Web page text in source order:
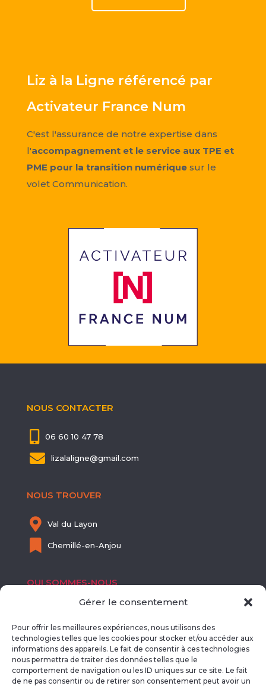
Gérer le consentement
Pour offrir les meilleures expériences, nous utilisons des
technologies telles que les cookies pour stocker et/ou accéder aux
informations des appareils. Le fait de consentir à ces technologies
nous permettra de traiter des données telles que le
comportement de navigation ou les ID uniques sur ce site. Le fait
de ne pas consentir ou de retirer son consentement peut avoir un
Liz à la Ligne référencé par
Activateur France Num
C'est l'assurance de notre expertise dans
l'accompagnement et le service aux TPE et
PME pour la transition numériquesur le
volet Communication.
NOUS CONTACTER
 06 60 10 47 78
 lizalaligne@gmail.com
NOUS TROUVER
 Val du Layon
 Chemillé-en-Anjou
QUI SOMMES-NOUS
 NDA : 52490508249
EN SAVOIR PLUS